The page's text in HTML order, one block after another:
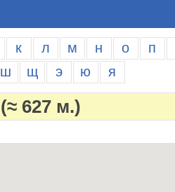
к л м н о п
ш щ э ю я
(≈ 627 м.)